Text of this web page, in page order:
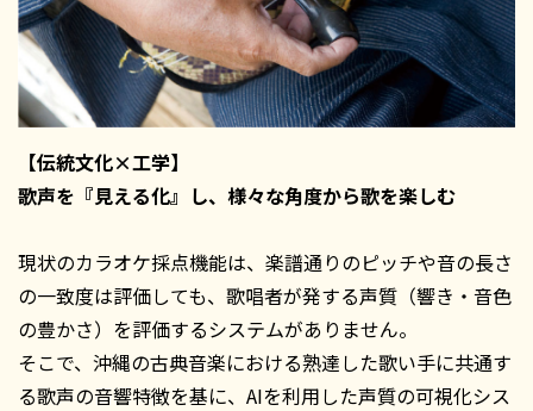
【伝統文化×工学】
歌声を『見える化』し、様々な角度から歌を楽しむ
現状のカラオケ採点機能は、楽譜通りのピッチや音の長さ
の一致度は評価しても、歌唱者が発する声質（響き・音色
の豊かさ）を評価するシステムがありません。
そこで、沖縄の古典音楽における熟達した歌い手に共通す
る歌声の音響特徴を基に、AIを利用した声質の可視化シス